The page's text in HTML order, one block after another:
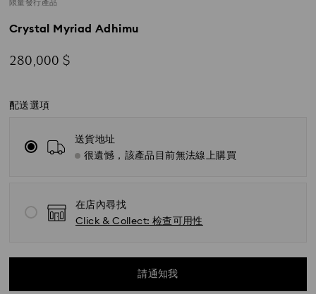
限量發行產品
Crystal Myriad Adhimu
280,000 $
配送選項
送貨地址
很遺憾，該產品目前無法線上購買
在店內尋找
Click & Collect: 检查可用性
請通知我